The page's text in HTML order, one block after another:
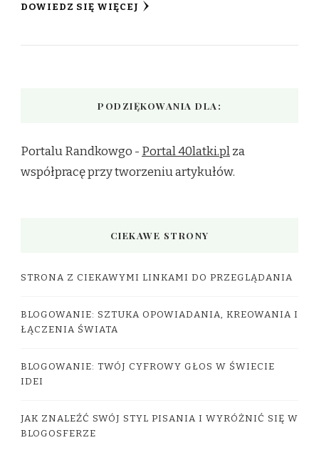
DOWIEDZ SIĘ WIĘCEJ
PODZIĘKOWANIA DLA:
Portalu Randkowgo - Portal 40latki.plza
współpracę przy tworzeniu artykułów.
CIEKAWE STRONY
STRONA Z CIEKAWYMI LINKAMI DO PRZEGLĄDANIA
BLOGOWANIE: SZTUKA OPOWIADANIA, KREOWANIA I
ŁĄCZENIA ŚWIATA
BLOGOWANIE: TWÓJ CYFROWY GŁOS W ŚWIECIE
IDEI
JAK ZNALEŹĆ SWÓJ STYL PISANIA I WYRÓŻNIĆ SIĘ W
BLOGOSFERZE